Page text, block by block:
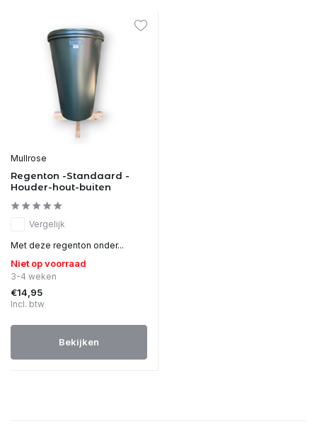
Mullrose
Regenton -Standaard -
Houder-hout-buiten
Vergelijk
Met deze regenton onder...
Niet op voorraad
3-4 weken
€14,95
Incl. btw
Bekijken